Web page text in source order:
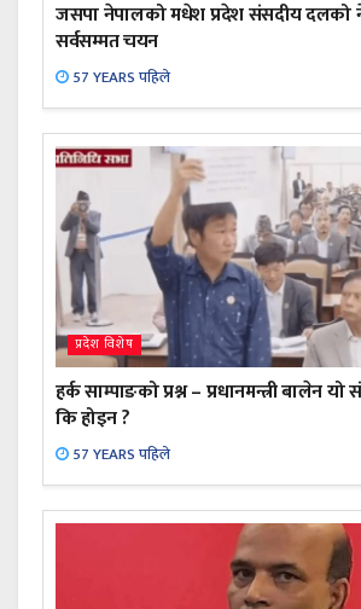
जसपा नेपालको मधेश प्रदेश संसदीय दलको
सर्वसम्मत चयन
57 YEARS पहिले
प्रदेश विशेष
हर्क साम्पाङको प्रश्न – प्रधानमन्त्री बालेन
कि होइन ?
57 YEARS पहिले